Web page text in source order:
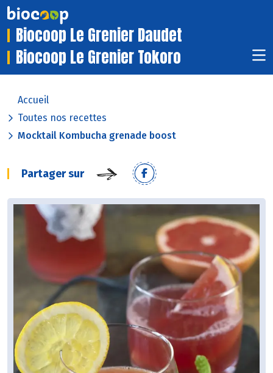
Biocoop Le Grenier Daudet
Biocoop Le Grenier Tokoro
Accueil
Toutes nos recettes
Mocktail Kombucha grenade boost
Partager sur